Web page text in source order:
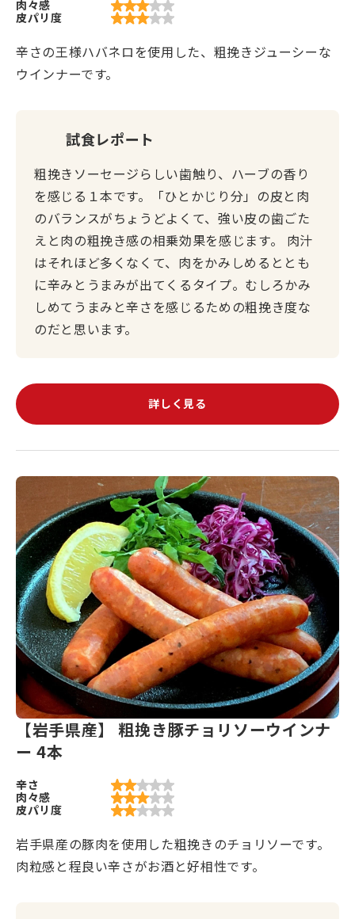
肉々感
皮パリ度
辛さの王様ハバネロを使用した、粗挽きジューシーな
ウインナーです。
試食レポート
粗挽きソーセージらしい歯触り、ハーブの香り
を感じる１本です。「ひとかじり分」の皮と肉
のバランスがちょうどよくて、強い皮の歯ごた
えと肉の粗挽き感の相乗効果を感じます。 肉汁
はそれほど多くなくて、肉をかみしめるととも
に辛みとうまみが出てくるタイプ。むしろかみ
しめてうまみと辛さを感じるための粗挽き度な
のだと思います。
詳しく見る
【岩手県産】 粗挽き豚チョリソーウインナ
ー 4本
辛さ
肉々感
皮パリ度
岩手県産の豚肉を使用した粗挽きのチョリソーです。
肉粒感と程良い辛さがお酒と好相性です。